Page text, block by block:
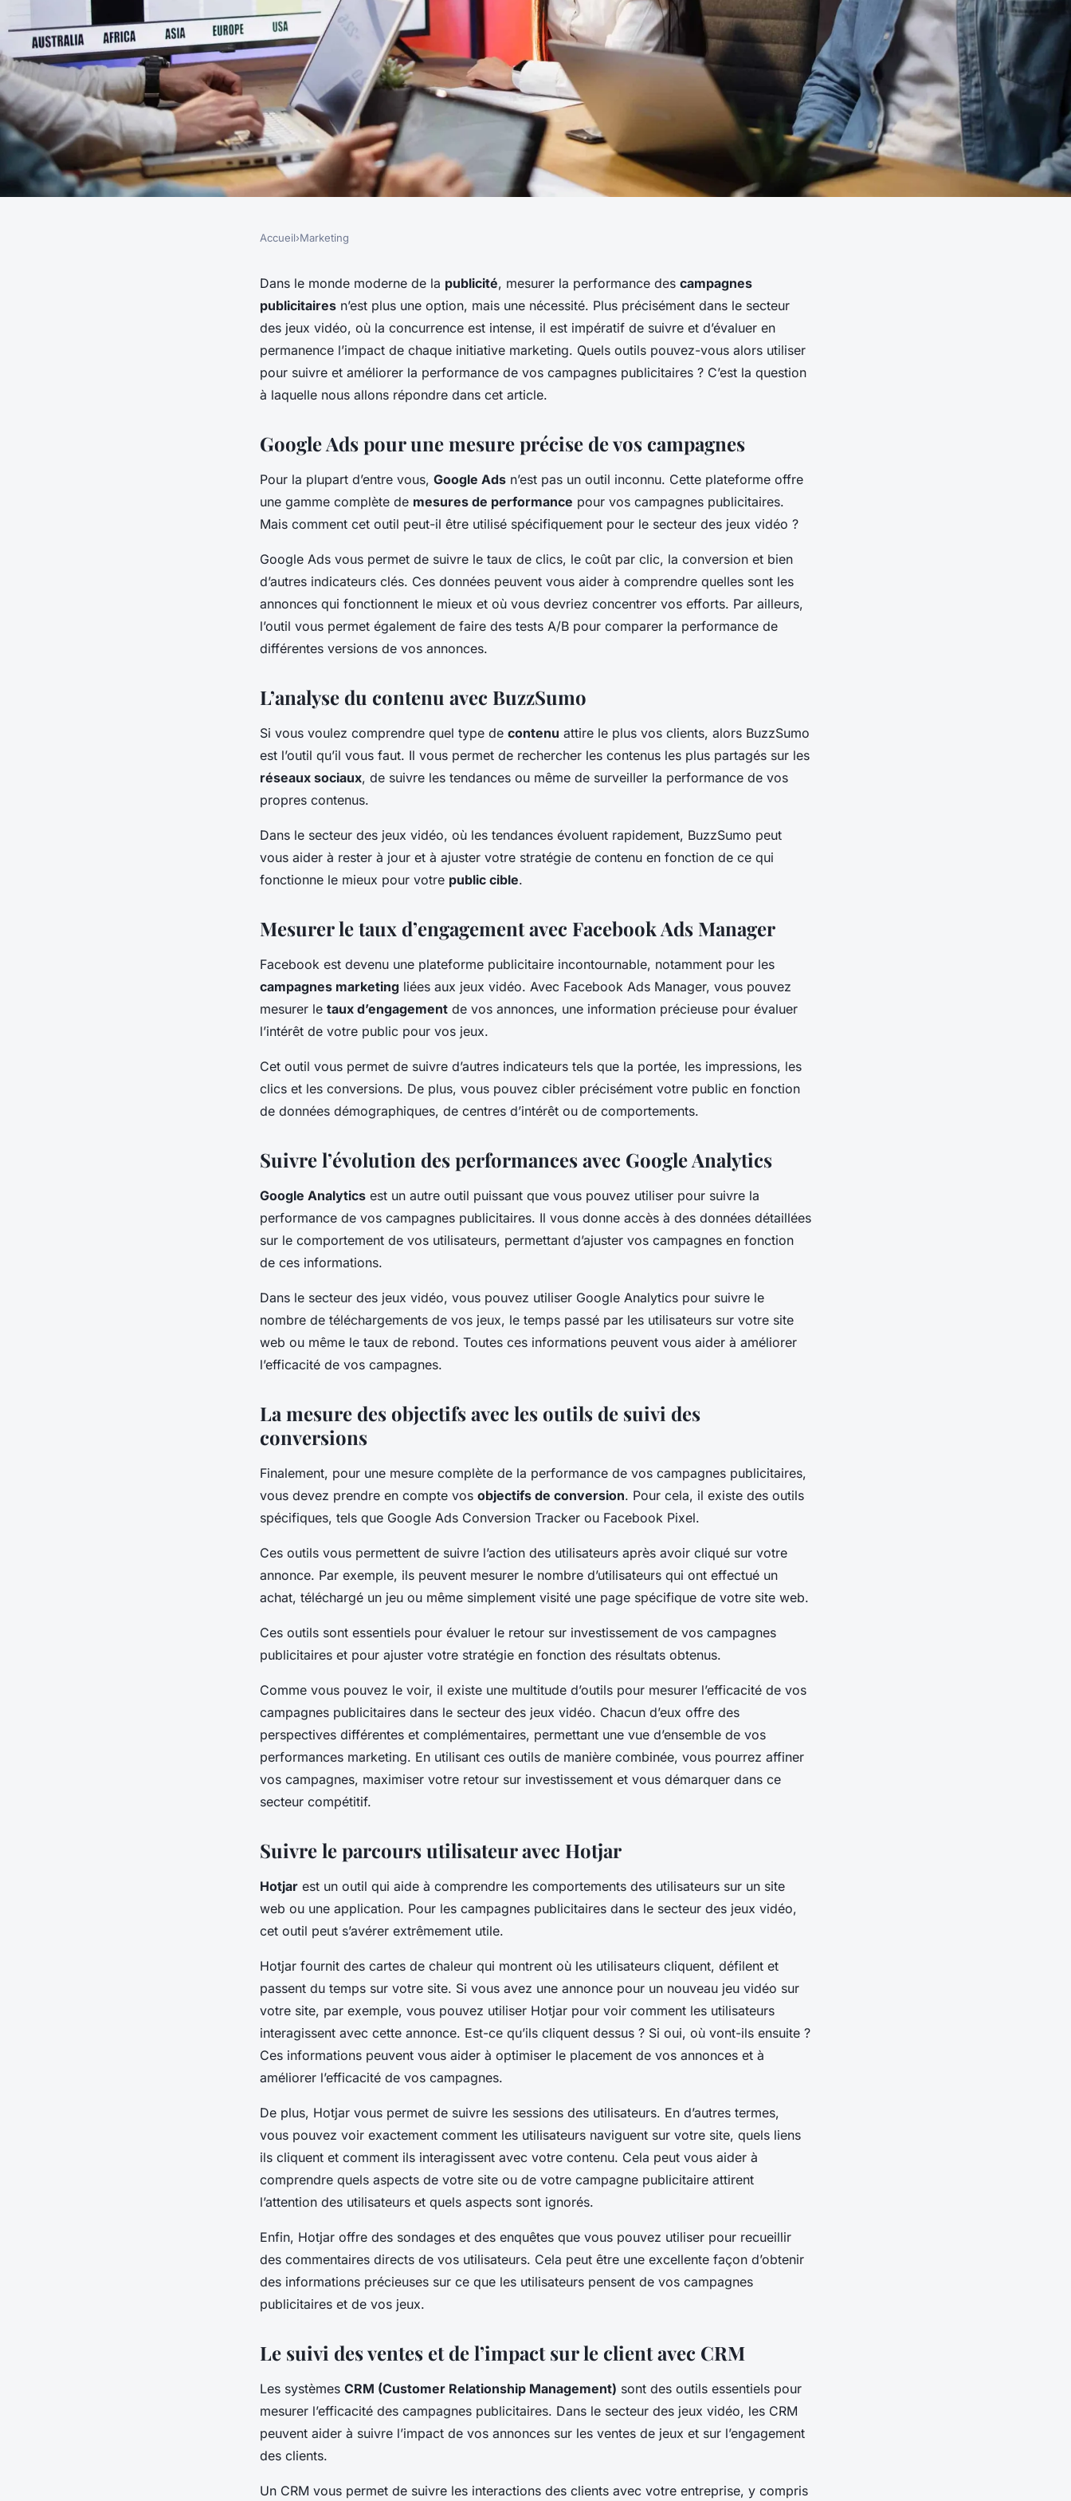
Quels outils analytiques devraient être
utilisés pour mesurer l'efficacité des
campagnes publicitaires dans le
Accueil›Marketing
Dans le monde moderne de la publicité, mesurer la performance des campagnes
publicitaires n’est plus une option, mais une nécessité. Plus précisément dans le secteur
des jeux vidéo, où la concurrence est intense, il est impératif de suivre et d’évaluer en
permanence l’impact de chaque initiative marketing. Quels outils pouvez-vous alors utiliser
pour suivre et améliorer la performance de vos campagnes publicitaires ? C’est la question
à laquelle nous allons répondre dans cet article.
Google Ads pour une mesure précise de vos campagnes
Pour la plupart d’entre vous, Google Ads n’est pas un outil inconnu. Cette plateforme offre
une gamme complète de mesures de performance pour vos campagnes publicitaires.
Mais comment cet outil peut-il être utilisé spécifiquement pour le secteur des jeux vidéo ?
Google Ads vous permet de suivre le taux de clics, le coût par clic, la conversion et bien
d’autres indicateurs clés. Ces données peuvent vous aider à comprendre quelles sont les
annonces qui fonctionnent le mieux et où vous devriez concentrer vos efforts. Par ailleurs,
l’outil vous permet également de faire des tests A/B pour comparer la performance de
différentes versions de vos annonces.
L’analyse du contenu avec BuzzSumo
Si vous voulez comprendre quel type de contenu attire le plus vos clients, alors BuzzSumo
est l’outil qu’il vous faut. Il vous permet de rechercher les contenus les plus partagés sur les
réseaux sociaux, de suivre les tendances ou même de surveiller la performance de vos
propres contenus.
Dans le secteur des jeux vidéo, où les tendances évoluent rapidement, BuzzSumo peut
vous aider à rester à jour et à ajuster votre stratégie de contenu en fonction de ce qui
fonctionne le mieux pour votre public cible.
Mesurer le taux d’engagement avec Facebook Ads Manager
Facebook est devenu une plateforme publicitaire incontournable, notamment pour les
campagnes marketing liées aux jeux vidéo. Avec Facebook Ads Manager, vous pouvez
mesurer le taux d’engagement de vos annonces, une information précieuse pour évaluer
l’intérêt de votre public pour vos jeux.
Cet outil vous permet de suivre d’autres indicateurs tels que la portée, les impressions, les
clics et les conversions. De plus, vous pouvez cibler précisément votre public en fonction
de données démographiques, de centres d’intérêt ou de comportements.
Suivre l’évolution des performances avec Google Analytics
Google Analytics est un autre outil puissant que vous pouvez utiliser pour suivre la
performance de vos campagnes publicitaires. Il vous donne accès à des données détaillées
sur le comportement de vos utilisateurs, permettant d’ajuster vos campagnes en fonction
de ces informations.
Dans le secteur des jeux vidéo, vous pouvez utiliser Google Analytics pour suivre le
nombre de téléchargements de vos jeux, le temps passé par les utilisateurs sur votre site
web ou même le taux de rebond. Toutes ces informations peuvent vous aider à améliorer
l’efficacité de vos campagnes.
La mesure des objectifs avec les outils de suivi des
conversions
Finalement, pour une mesure complète de la performance de vos campagnes publicitaires,
vous devez prendre en compte vos objectifs de conversion. Pour cela, il existe des outils
spécifiques, tels que Google Ads Conversion Tracker ou Facebook Pixel.
Ces outils vous permettent de suivre l’action des utilisateurs après avoir cliqué sur votre
annonce. Par exemple, ils peuvent mesurer le nombre d’utilisateurs qui ont effectué un
achat, téléchargé un jeu ou même simplement visité une page spécifique de votre site web.
Ces outils sont essentiels pour évaluer le retour sur investissement de vos campagnes
publicitaires et pour ajuster votre stratégie en fonction des résultats obtenus.
Comme vous pouvez le voir, il existe une multitude d’outils pour mesurer l’efficacité de vos
campagnes publicitaires dans le secteur des jeux vidéo. Chacun d’eux offre des
perspectives différentes et complémentaires, permettant une vue d’ensemble de vos
performances marketing. En utilisant ces outils de manière combinée, vous pourrez affiner
vos campagnes, maximiser votre retour sur investissement et vous démarquer dans ce
secteur compétitif.
Suivre le parcours utilisateur avec Hotjar
Hotjar est un outil qui aide à comprendre les comportements des utilisateurs sur un site
web ou une application. Pour les campagnes publicitaires dans le secteur des jeux vidéo,
cet outil peut s’avérer extrêmement utile.
Hotjar fournit des cartes de chaleur qui montrent où les utilisateurs cliquent, défilent et
passent du temps sur votre site. Si vous avez une annonce pour un nouveau jeu vidéo sur
votre site, par exemple, vous pouvez utiliser Hotjar pour voir comment les utilisateurs
interagissent avec cette annonce. Est-ce qu’ils cliquent dessus ? Si oui, où vont-ils ensuite ?
Ces informations peuvent vous aider à optimiser le placement de vos annonces et à
améliorer l’efficacité de vos campagnes.
De plus, Hotjar vous permet de suivre les sessions des utilisateurs. En d’autres termes,
vous pouvez voir exactement comment les utilisateurs naviguent sur votre site, quels liens
ils cliquent et comment ils interagissent avec votre contenu. Cela peut vous aider à
comprendre quels aspects de votre site ou de votre campagne publicitaire attirent
l’attention des utilisateurs et quels aspects sont ignorés.
Enfin, Hotjar offre des sondages et des enquêtes que vous pouvez utiliser pour recueillir
des commentaires directs de vos utilisateurs. Cela peut être une excellente façon d’obtenir
des informations précieuses sur ce que les utilisateurs pensent de vos campagnes
publicitaires et de vos jeux.
Le suivi des ventes et de l’impact sur le client avec CRM
Les systèmes CRM (Customer Relationship Management) sont des outils essentiels pour
mesurer l’efficacité des campagnes publicitaires. Dans le secteur des jeux vidéo, les CRM
peuvent aider à suivre l’impact de vos annonces sur les ventes de jeux et sur l’engagement
des clients.
Un CRM vous permet de suivre les interactions des clients avec votre entreprise, y compris